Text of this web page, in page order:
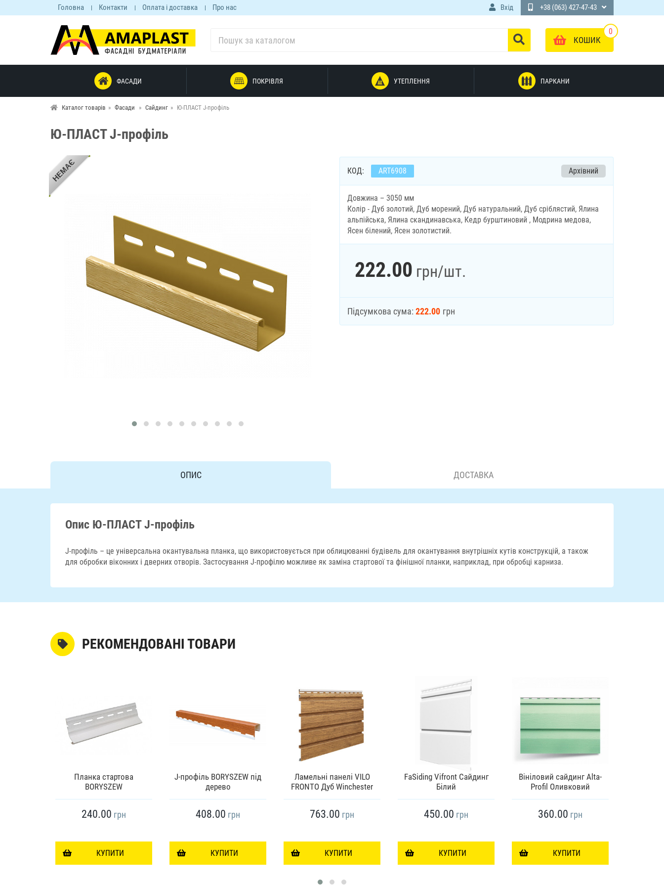
Головна Контакти Оплата і доставка Про нас Вхід +38 (063) 427-47-43
0
КОШИК
ФАСАДИ ПОКРІВЛЯ УТЕПЛЕННЯ ПАРКАНИ
Каталог товарів Фасади Сайдинг Ю-ПЛАСТ J-профіль
Ю-ПЛАСТ J-профіль
НЕМАЄ КОД: ART6908 Архівний
Довжина – 3050 мм
Колір - Дуб золотий, Дуб морений, Дуб натуральний, Дуб сріблястий, Ялина
альпійська, Ялина скандинавська, Кедр бурштиновий , Модрина медова,
Ясен білений, Ясен золотистий.
222.00 грн/шт.
Підсумкова сума: 222.00 грн
ОПИС ДОСТАВКА
Опис Ю-ПЛАСТ J-профіль
J-профіль – це універсальна окантувальна планка, що використовується при облицюванні будівель для окантування внутрішніх кутів конструкцій, а також
для обробки віконних і дверних отворів. Застосування J-профілю можливе як заміна стартової та фінішної планки, наприклад, при обробці карниза.
РЕКОМЕНДОВАНІ ТОВАРИ
Планка стартова
BORYSZEW
240.00 грн
КУПИТИ
J-профіль BORYSZEW під
дерево
408.00 грн
КУПИТИ
Ламельні панелі VILO
FRONTO Дуб Winchester
763.00 грн
КУПИТИ
FaSiding Vifront Сайдинг
Білий
450.00 грн
КУПИТИ
Вініловий сайдинг Alta-
Profil Оливковий
360.00 грн
КУПИТИ